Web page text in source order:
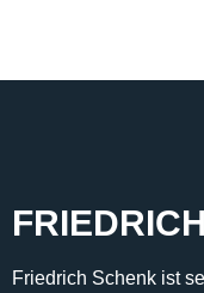
Friedrich Schenk ist